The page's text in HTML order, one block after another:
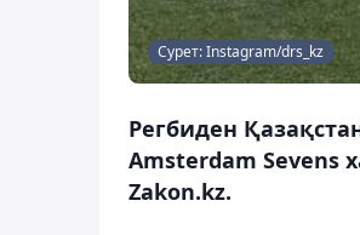
Сурет: Instagram/drs_kz
Регбиден
Amsterdam Sevens
Zakon.kz.